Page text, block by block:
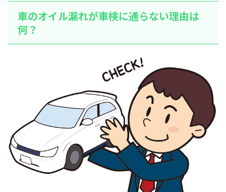
車のオイル漏れが車検に通らない理由は
何？